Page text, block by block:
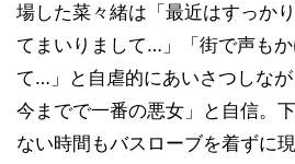
場した菜々緒は「最近はすっか
てまいりまして…」「街で声も
て…」と自虐的にあいさつしな
今までで一番の悪女」と自信。
ない時間もバスローブを着ずに